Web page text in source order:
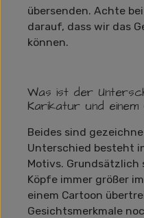
übersenden. Achte
darauf, dass wir das
können.
Was ist der
Karikatur und einem
Beides sind
Unterschied besteht
Motivs.
Köpfe immer größer
einem Cartoon
Gesichtsmerkmale